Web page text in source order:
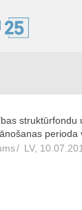
struktūrfondu
perioda
/ LV,